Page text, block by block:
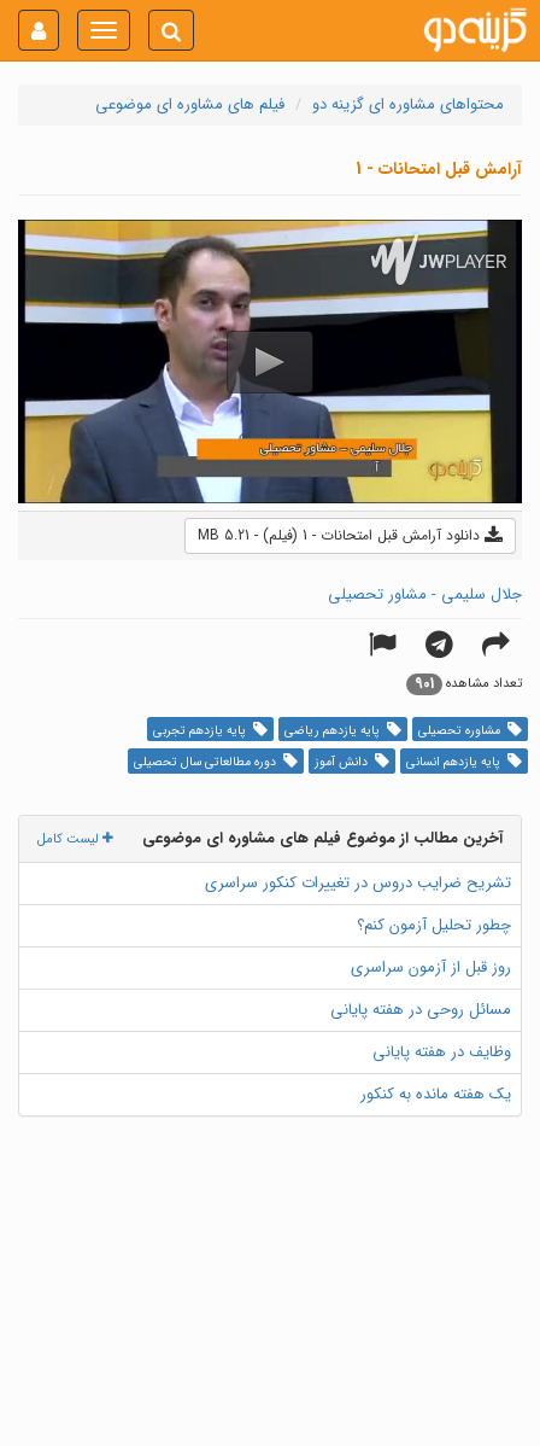
Toggle
navigation
محتواهای مشاوره ای گزینه دو فیلم های مشاوره ای موضوعی
آرامش قبل امتحانات - 1
دانلود آرامش قبل امتحانات - 1 (فیلم) - 5.21 MB
جلال سلیمی - مشاور تحصیلی
تعداد مشاهده 901
مشاوره تحصیلی پایه یازدهم ریاضی
پایه یازدهم تجربی
پایه یازدهم انسانی
دانش آموز دوره مطالعاتی سال تحصیلی
لیست کامل
آخرین مطالب از موضوع فیلم های مشاوره ای موضوعی
تشریح ضرایب دروس در تغییرات کنکور سراسری
چطور تحلیل آزمون کنم؟
روز قبل از آزمون سراسری
مسائل روحی در هفته پایانی
وظایف در هفته پایانی
یک هفته مانده به کنکور